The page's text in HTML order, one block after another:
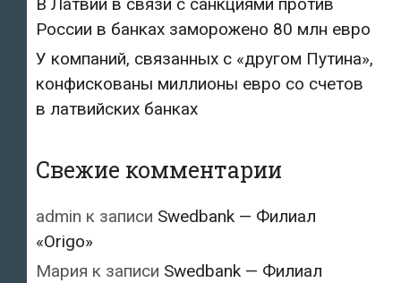
России в банках заморожено 80 млн евро
У компаний, связанных с «другом Путина»,
конфискованы миллионы евро со счетов
в латвийских банках
Свежие комментарии
admin к записи Swedbank — Филиал
«Origo»
Мария к записи Swedbank — Филиал